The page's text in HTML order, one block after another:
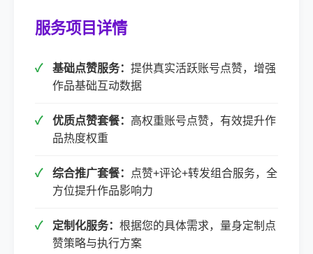
服务项目详情
基础点赞服务： 提供真实活跃账号点赞，增强
作品基础互动数据
优质点赞套餐： 高权重账号点赞，有效提升作
品热度权重
综合推广套餐：
点赞+评论+转发组合服务，全
方位提升作品影响力
定制化服务： 根据您的具体需求，量身定制点
赞策略与执行方案